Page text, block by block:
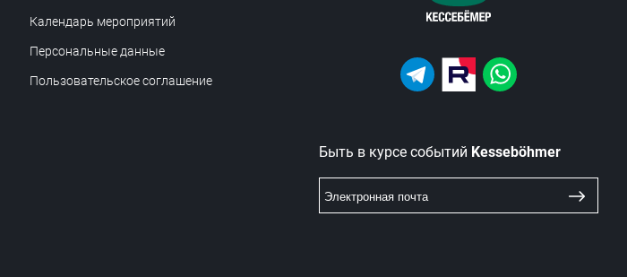
Календарь мероприятий
Персональные данные
Пользовательское соглашение
Быть в курсе событий Kesseböhmer